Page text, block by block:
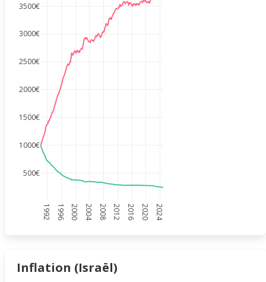
1992 1996 2000 2004 2008 2012 2016 2020 2024
500€
1000€
1500€
2000€
2500€
3000€
3500€
Inflation (Israël)